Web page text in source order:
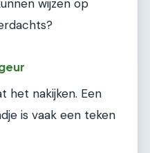
wijzen op
het nakijken. Een
is vaak een teken